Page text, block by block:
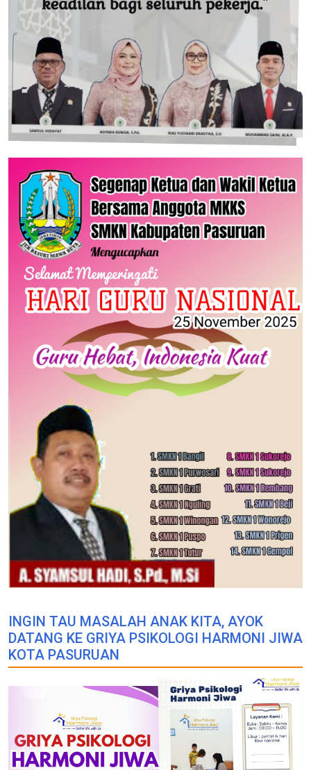
INGIN TAU MASALAH ANAK KITA, AYOK
DATANG KE GRIYA PSIKOLOGI HARMONI JIWA
KOTA PASURUAN